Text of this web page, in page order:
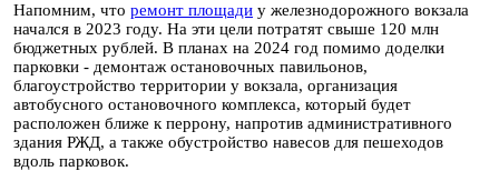
Напомним, что ремонт площади у железнодорожного вокзала
начался в 2023 году. На эти цели потратят свыше 120 млн
бюджетных рублей. В планах на 2024 год помимо доделки
парковки - демонтаж остановочных павильонов,
благоустройство территории у вокзала, организация
автобусного остановочного комплекса, который будет
расположен ближе к перрону, напротив административного
здания РЖД, а также обустройство навесов для пешеходов
вдоль парковок.